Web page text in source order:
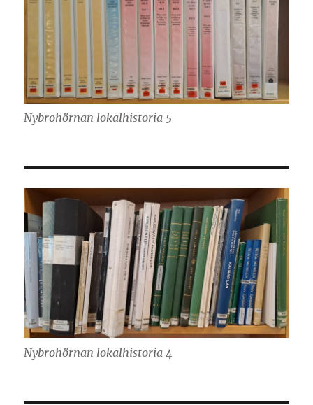
Nybrohörnan lokalhistoria 5
Nybrohörnan lokalhistoria 4